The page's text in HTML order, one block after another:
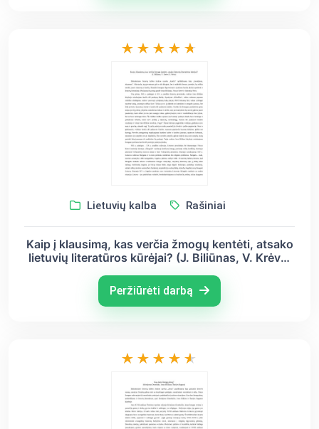
Lietuvių kalba Rašiniai
Kaip į klausimą, kas verčia žmogų kentėti, atsako
lietuvių literatūros kūrėjai? (J. Biliūnas, V. Krėvė,
Peržiūrėti darbą